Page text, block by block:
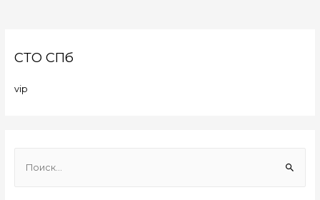
СТО СПб
vip